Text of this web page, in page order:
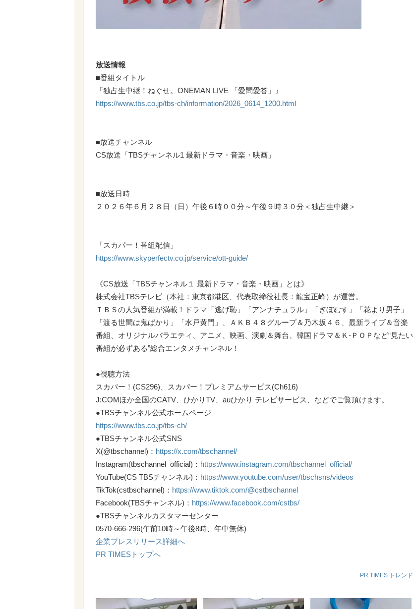
放送情報
■番組タイトル
『独占生中継！ねぐせ。ONEMAN LIVE 「愛問愛答」』
https://www.tbs.co.jp/tbs-ch/information/2026_0614_1200.html
■放送チャンネル
CS放送「TBSチャンネル1 最新ドラマ・音楽・映画」
■放送日時
２０２６年６月２８日（日）午後６時００分～午後９時３０分＜独占生中継＞
「スカパー！番組配信」
https://www.skyperfectv.co.jp/service/ott-guide/
《CS放送「TBSチャンネル１ 最新ドラマ・音楽・映画」とは》
株式会社TBSテレビ（本社：東京都港区、代表取締役社長：龍宝正峰）が運営。
ＴＢＳの人気番組が満載！ドラマ「逃げ恥」「アンナチュラル」「ぎぼむす」「花より男子」
「渡る世間は鬼ばかり」「水戸黄門」、ＡＫＢ４８グループ＆乃木坂４６、最新ライブ＆音楽
番組、オリジナルバラエティ、アニメ、映画、演劇＆舞台、韓国ドラマ＆Ｋ-ＰＯＰなど“見たい
番組が必ずある”総合エンタメチャンネル！
●視聴方法
スカパー！(CS296)、スカパー！プレミアムサービス(Ch616)
J:COMほか全国のCATV、ひかりTV、auひかり テレビサービス、などでご覧頂けます。
●TBSチャンネル公式ホームページ
https://www.tbs.co.jp/tbs-ch/
●TBSチャンネル公式SNS
X(@tbschannel)： https://x.com/tbschannel/
Instagram(tbschannel_official)： https://www.instagram.com/tbschannel_official/
YouTube(CS TBSチャンネル)： https://www.youtube.com/user/tbschsns/videos
TikTok(cstbschannel)： https://www.tiktok.com/@cstbschannel
Facebook(TBSチャンネル)： https://www.facebook.com/cstbs/
●TBSチャンネルカスタマーセンター
0570-666-296(午前10時～午後8時、年中無休)
企業プレスリリース詳細へ
PR TIMESトップへ
PR TIMES トレンド